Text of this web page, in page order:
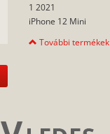
1 2021
iPhone 12 Mini
További termékek